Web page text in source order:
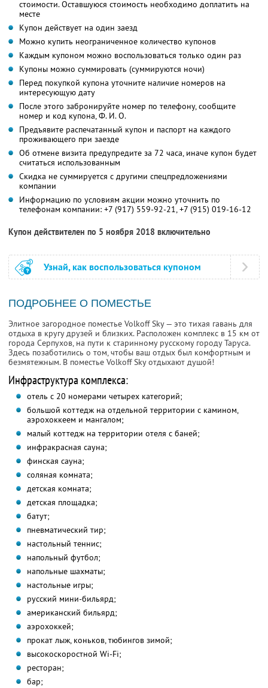
стоимости. Оставшуюся стоимость необходимо доплатить на
месте
Купон действует на один заезд
Можно купить неограниченное количество купонов
Каждым купоном можно воспользоваться только один раз
Купоны можно суммировать (суммируются ночи)
Перед покупкой купона уточните наличие номеров на
интересующую дату
После этого забронируйте номер по телефону, сообщите
номер и код купона,Ф. И. О.
Предъявите распечатанный купон и паспорт на каждого
проживающего при заезде
Об отмене визита предупредите за 72 часа, иначе купон будет
считаться использованным
Скидка не суммируется с другими спецпредложениями
компании
Информацию по условиям акции можно уточнить по
телефонам компании: +7 (917) 559-92-21,+7 (915) 019-16-12
Купон действителен по 5 ноября 2018 включительно
Узнай, как воспользоваться купоном
ПОДРОБНЕЕ О ПОМЕСТЬЕ
Элитное загородное поместье Volkoff Sky — это тихая гавань для
отдыха в кругу друзей и близких. Расположен комплекс в 15 км от
города Серпухов, на пути к старинному русскому городу Таруса.
Здесь позаботились о том, чтобы ваш отдых был комфортным и
безмятежным. В поместье Volkoff Sky отдыхают душой!
Инфраструктура комплекса:
отель с 20 номерами четырех категорий;
большой коттедж на отдельной территории с камином,
аэрохоккеем и мангалом;
малый коттедж на территории отеля с баней;
инфракрасная сауна;
финская сауна;
соляная комната;
детская комната;
детская площадка;
батут;
пневматический тир;
настольный теннис;
напольный футбол;
напольные шахматы;
настольные игры;
русский мини-бильярд;
американский бильярд;
аэрохоккей;
прокат лыж, коньков, тюбингов зимой;
высокоскоростной Wi-Fi;
ресторан;
бар;